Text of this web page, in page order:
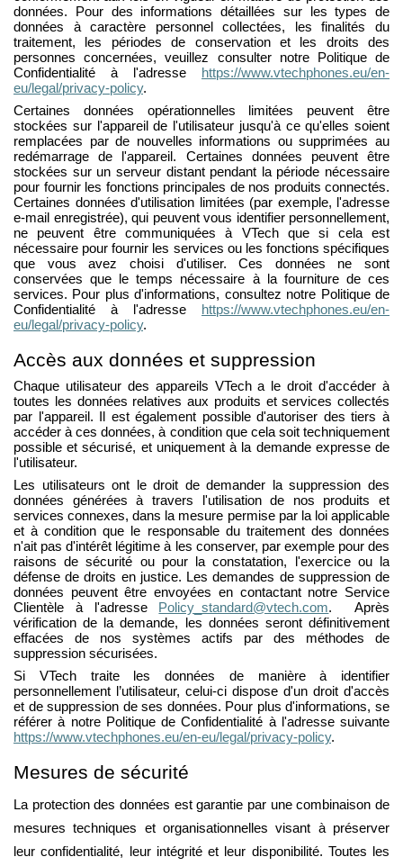
données. Pour des informations détaillées sur les types de
données à caractère personnel collectées, les finalités du
traitement, les périodes de conservation et les droits des
personnes concernées, veuillez consulter notre Politique de
Confidentialité à l'adresse
https://www.vtechphones.eu/en-
eu/legal/privacy-policy.
Certaines données opérationnelles limitées peuvent être
stockées sur l'appareil de l'utilisateur jusqu'à ce qu'elles soient
remplacées par de nouvelles informations ou supprimées au
redémarrage de l'appareil. Certaines données peuvent être
stockées sur un serveur distant pendant la période nécessaire
pour fournir les fonctions principales de nos produits connectés.
Certaines données d'utilisation limitées (par exemple, l'adresse
e-mail enregistrée), qui peuvent vous identifier personnellement,
ne peuvent être communiquées à VTech que si cela est
nécessaire pour fournir les services ou les fonctions spécifiques
que vous avez choisi d'utiliser. Ces données ne sont
conservées que le temps nécessaire à la fourniture de ces
services. Pour plus d'informations, consultez notre Politique de
Confidentialité à l'adresse
https://www.vtechphones.eu/en-
eu/legal/privacy-policy.
Accès aux données et suppression
Chaque utilisateur des appareils VTech a le droit d'accéder à
toutes les données relatives aux produits et services collectés
par l'appareil. Il est également possible d'autoriser des tiers à
accéder à ces données, à condition que cela soit techniquement
possible et sécurisé, et uniquement à la demande expresse de
l'utilisateur.
Les utilisateurs ont le droit de demander la suppression des
données générées à travers l'utilisation de nos produits et
services connexes, dans la mesure permise par la loi applicable
et à condition que le responsable du traitement des données
n'ait pas d'intérêt légitime à les conserver, par exemple pour des
raisons de sécurité ou pour la constatation, l'exercice ou la
défense de droits en justice. Les demandes de suppression de
données peuvent être envoyées en contactant notre Service
Clientèle à l'adresse
Policy_standard@vtech.com. Après
vérification de la demande, les données seront définitivement
effacées de nos systèmes actifs par des méthodes de
suppression sécurisées.
Si VTech traite les données de manière à identifier
personnellement l’utilisateur, celui-ci dispose d'un droit d'accès
et de suppression de ses données. Pour plus d'informations, se
référer à notre Politique de Confidentialité à l'adresse suivante
https://www.vtechphones.eu/en-eu/legal/privacy-policy.
Mesures de sécurité
La protection des données est garantie par une combinaison de
mesures techniques et organisationnelles visant à préserver
leur confidentialité, leur intégrité et leur disponibilité. Toutes les